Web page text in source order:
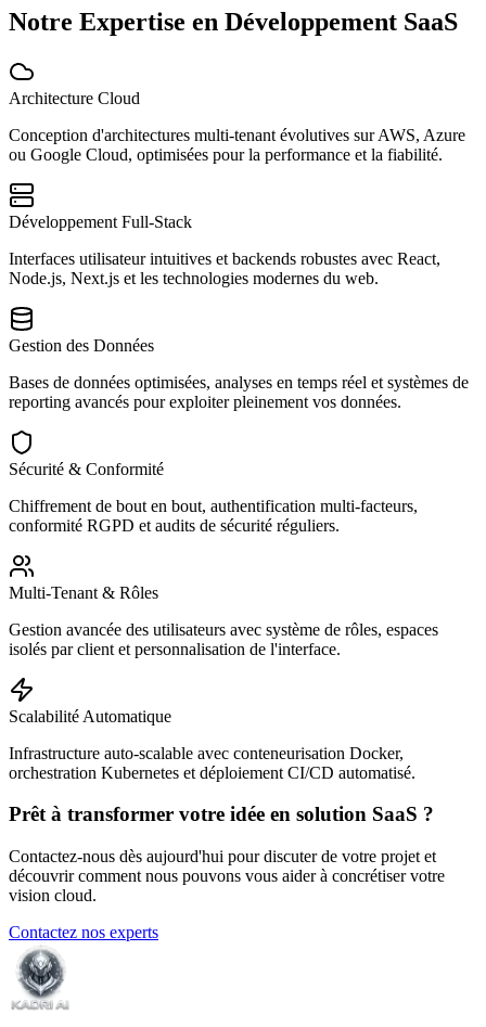
Notre Expertise en Développement SaaS
Architecture Cloud
Conception d'architectures multi-tenant évolutives sur AWS, Azure
ou Google Cloud, optimisées pour la performance et la fiabilité.
Développement Full-Stack
Interfaces utilisateur intuitives et backends robustes avec React,
Node.js, Next.js et les technologies modernes du web.
Gestion des Données
Bases de données optimisées, analyses en temps réel et systèmes de
reporting avancés pour exploiter pleinement vos données.
Sécurité & Conformité
Chiffrement de bout en bout, authentification multi-facteurs,
conformité RGPD et audits de sécurité réguliers.
Multi-Tenant & Rôles
Gestion avancée des utilisateurs avec système de rôles, espaces
isolés par client et personnalisation de l'interface.
Scalabilité Automatique
Infrastructure auto-scalable avec conteneurisation Docker,
orchestration Kubernetes et déploiement CI/CD automatisé.
Prêt à transformer votre idée en solution SaaS ?
Contactez-nous dès aujourd'hui pour discuter de votre projet et
découvrir comment nous pouvons vous aider à concrétiser votre
vision cloud.
Contactez nos experts